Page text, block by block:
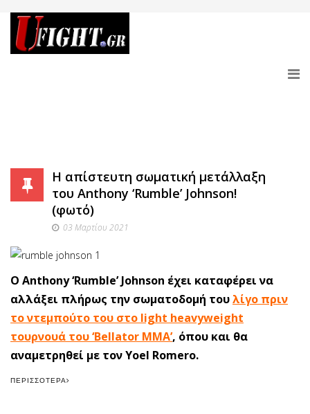
Η απίστευτη σωματική μετάλλαξη
του Anthony ‘Rumble’ Johnson!
(φωτό)
03 Μαρτίου 2021
Ο Anthony ‘Rumble’ Johnson έχει καταφέρει να
αλλάξει πλήρως την σωματοδομή τουλίγο πριν
το ντεμπούτο του στο light heavyweight
τουρνουά του ‘Bellator MMA’, όπου και θα
αναμετρηθεί με τον Yoel Romero.
ΠΕΡΙΣΣΌΤΕΡΑ